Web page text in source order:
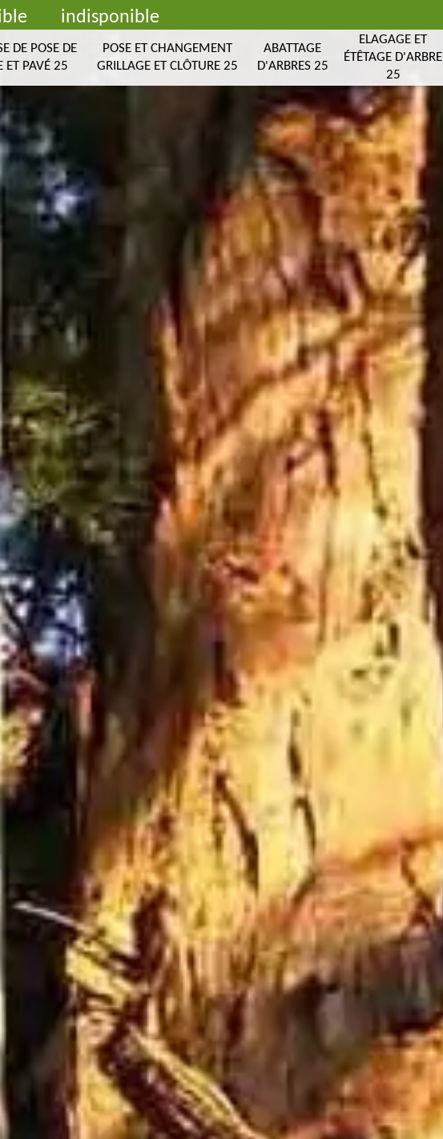
indisponible
DE POSE DE
ET PAVÉ 25
POSE ET CHANGEMENT
GRILLAGE ET CLÔTURE 25
ABATTAGE
D'ARBRES 25
ELAGAGE ET
ÉTÊTAGE D'ARBRE
25